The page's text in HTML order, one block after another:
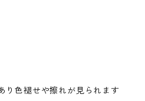
色褪せや擦れが見られます